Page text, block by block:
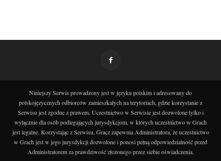
Niniejszy Serwis prowadzony jest w języku polskim i adresowany do
polskojęzycznych odbiorców zamieszkałych na terytoriach, gdzie korzystanie z
Serwisu jest zgodne z prawem. Uczestnictwo w Serwisie jest dozwolone tylko i
wyłącznie dla osób podlegających jurysdykcjom, w których uczestnictwo w Grach
jest legalne. Korzystając z Serwisu, Gracz zapewnia Administratora, że uczestnictwo
w Grach jest w jego jurysdykcji dozwolone i ponosi pełną odpowiedzialność przed
Administratorem za prawdziwość złożonego przez siebie oświadczenia.